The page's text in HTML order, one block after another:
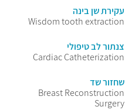
עקירת שן בינה
Wisdom tooth extraction
צנתור לב טיפולי
Cardiac Catheterization
שחזור שד
Breast Reconstruction
Surgery